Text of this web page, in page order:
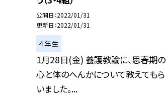
公開日 2022/01/31
更新日 2022/01/31
４年生
1月28日(金) 養護教諭に、思春期の
心と体のへんかについて教えてもら
いました。...